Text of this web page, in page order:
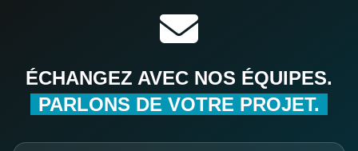
ÉCHANGEZ AVEC NOS ÉQUIPES.
PARLONS DE VOTRE PROJET.